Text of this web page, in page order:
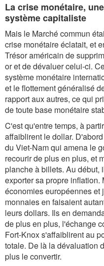
La crise monétaire,
système capitaliste
Mais le Marché commun
crise monétaire éclatait, et
Trésor américain de
or et de dévaluer celui-ci.
système monétaire
et le flottement généralisé
rapport aux autres, ce qui
de toute base monétaire
C'est qu'entre temps, à
affaiblirent le dollar.
du Viet-Nam qui amena le
recourir de plus en plus, et
planche à billets. Au début,
exporter sa propre inflation.
économies européennes
monnaies en faisaient
leurs dollars. Ils en
de plus en plus, l'échange
Fort-Knox s'affaiblirent au
totale. De là la dévaluation
plus le convertir.